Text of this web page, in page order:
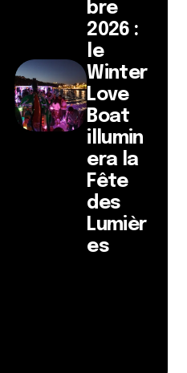
bre
2026 :
le
Winter
Love
Boat
illumin
era la
Fête
des
Lumièr
es